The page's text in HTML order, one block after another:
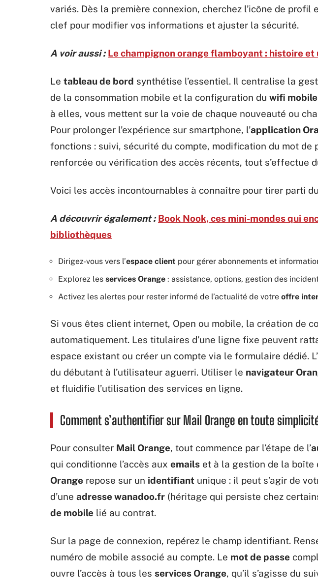
variés. Dès la première connexion, cherchez l’icône de profil
clef pour modifier vos informations et ajuster la sécurité.
A voir aussi : Le champignon orange flamboyant : histoire
Le tableau de bord synthétise l’essentiel. Il centralise la
de la consommation mobile et la configuration du wifi mobile
à elles, vous mettent sur la voie de chaque nouveauté ou
Pour prolonger l’expérience sur smartphone, l’application
fonctions : suivi, sécurité du compte, modification du mot de
renforcée ou vérification des accès récents, tout s’effectue
Voici les accès incontournables à connaître pour tirer parti
A découvrir également : Book Nook, ces mini-mondes qui
bibliothèques
Dirigez-vous vers l’espace client pour gérer abonnements et
Explorez les services Orange : assistance, options, gestion des
Activez les alertes pour rester informé de l’actualité de votre offre
Si vous êtes client internet, Open ou mobile, la création de
automatiquement. Les titulaires d’une ligne fixe peuvent
espace existant ou créer un compte via le formulaire dédié.
du débutant à l’utilisateur aguerri. Utiliser le navigateur
et fluidifie l’utilisation des services en ligne.
Comment s’authentifier sur Mail Orange en toute
Pour consulter Mail Orange, tout commence par l’étape de l’
qui conditionne l’accès aux emails et à la gestion de la boîte
Orange repose sur un identifiant unique : il peut s’agir de
d’une adresse wanadoo.fr (héritage qui persiste chez
de mobile lié au contrat.
Sur la page de connexion, repérez le champ identifiant.
numéro de mobile associé au compte. Le mot de passe
ouvre l’accès à tous les services Orange, qu’il s’agisse du